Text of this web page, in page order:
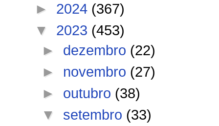
► 2024 (367)
▼ 2023 (453)
► dezembro (22)
► novembro (27)
► outubro (38)
▼ setembro (33)